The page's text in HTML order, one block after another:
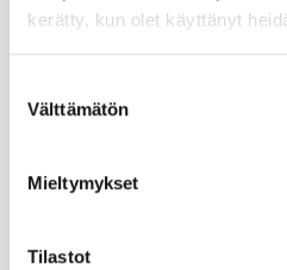
kerätty, kun olet käyttänyt
valinta
Välttämätön
Mieltymykset
Tilastot